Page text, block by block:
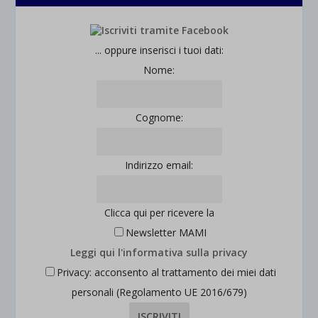
... oppure inserisci i tuoi dati:
Nome:
Cognome:
Indirizzo email:
Clicca qui per ricevere la
Newsletter MAMI
Leggi qui l'informativa sulla privacy
Privacy: acconsento al trattamento dei miei dati
personali (Regolamento UE 2016/679)